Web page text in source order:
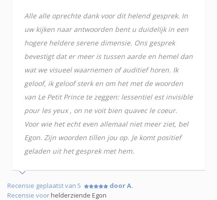
Alle alle oprechte dank voor dit helend gesprek. In
uw kijken naar antwoorden bent u duidelijk in een
hogere heldere serene dimensie. Ons gesprek
bevestigt dat er meer is tussen aarde en hemel dan
wat we visueel waarnemen of auditief horen. Ik
geloof, ik geloof sterk en om het met de woorden
van Le Petit Prince te zeggen: lessentiel est invisible
pour les yeux , on ne voit bien quavec le coeur.
Voor wie het echt even allemaal niet meer ziet, bel
Egon. Zijn woorden tillen jou op. Je komt positief
geladen uit het gesprek met hem.
Recensie geplaatst van 5
door A.
Recensie voorhelderziende Egon